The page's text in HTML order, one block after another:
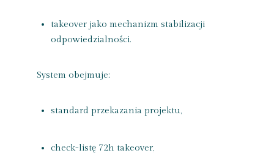
takeover jako mechanizm stabilizacji
odpowiedzialności.
System obejmuje:
standard przekazania projektu,
check-listę 72h takeover,